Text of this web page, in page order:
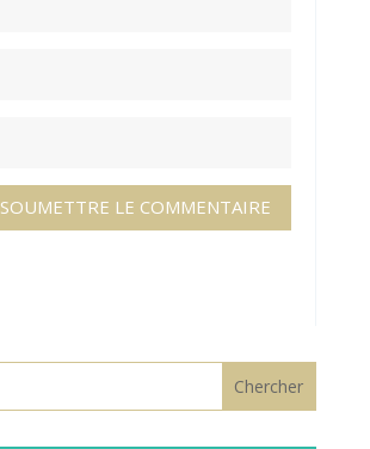
SOUMETTRE LE COMMENTAIRE